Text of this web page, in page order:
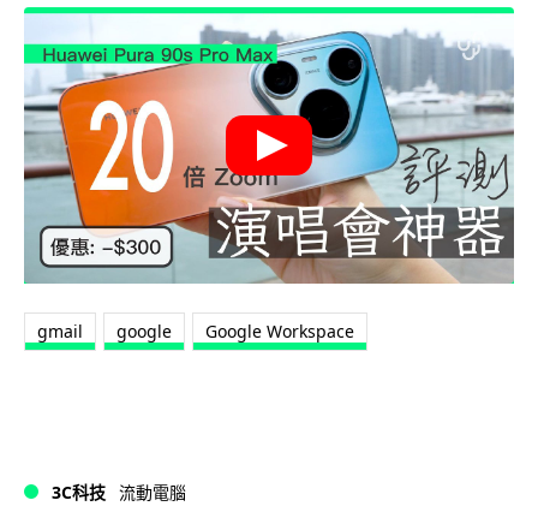
gmail google Google Workspace
3C科技 流動電腦